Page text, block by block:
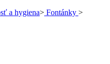
a hygiena> Fontánky >